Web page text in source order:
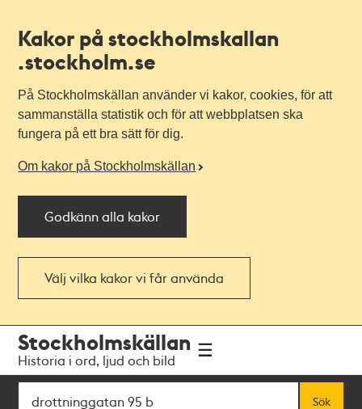
Kakor på stockholmskallan
.stockholm.se
På Stockholmskällan använder vi kakor, cookies, för att
sammanställa statistik och för att webbplatsen ska
fungera på ett bra sätt för dig.
Om kakor på Stockholmskällan
Godkänn alla kakor
Välj vilka kakor vi får använda
navigationen
huvudinnehållet
Stockholmskällan
Historia i ord, ljud och bild
Sök
Sök